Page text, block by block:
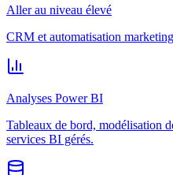
Aller au niveau élevé
CRM et automatisation marketing
Analyses Power BI
Tableaux de bord, modélisation
services BI gérés.